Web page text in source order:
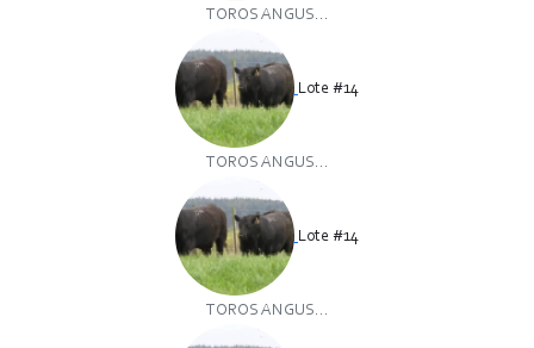
TOROS ANGUS...
Lote #14
TOROS ANGUS...
Lote #14
TOROS ANGUS...